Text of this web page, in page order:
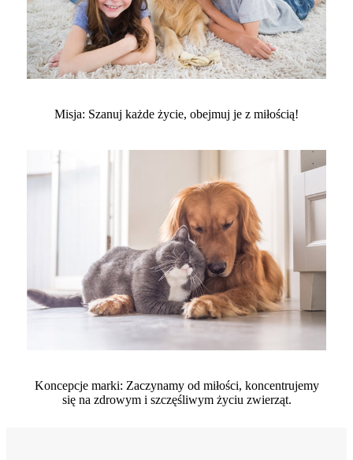
Misja: Szanuj każde życie, obejmuj je z miłością!
Koncepcje marki: Zaczynamy od miłości, koncentrujemy
się na zdrowym i szczęśliwym życiu zwierząt.